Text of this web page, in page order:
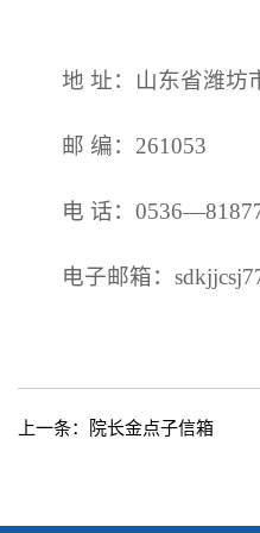
地 址： 山东省潍坊
邮 编：261053
电 话：
电子邮箱：
上一条： 院长金点子信箱